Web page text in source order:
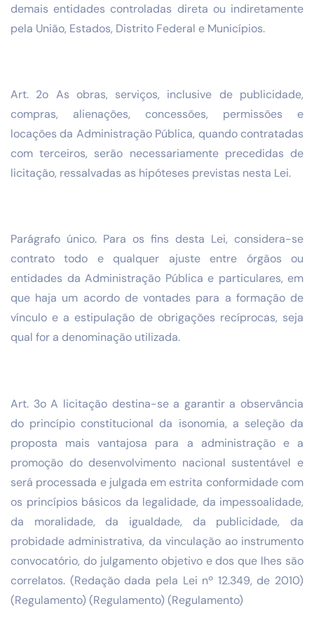
demais entidades controladas direta ou indiretamente
pela União, Estados, Distrito Federal e Municípios.
Art. 2o As obras, serviços, inclusive de publicidade,
compras, alienações, concessões, permissões e
locações da Administração Pública, quando contratadas
com terceiros, serão necessariamente precedidas de
licitação, ressalvadas as hipóteses previstas nesta Lei.
Parágrafo único. Para os fins desta Lei, considera-se
contrato todo e qualquer ajuste entre órgãos ou
entidades da Administração Pública e particulares, em
que haja um acordo de vontades para a formação de
vínculo e a estipulação de obrigações recíprocas, seja
qual for a denominação utilizada.
Art. 3o A licitação destina-se a garantir a observância
do princípio constitucional da isonomia, a seleção da
proposta mais vantajosa para a administração e a
promoção do desenvolvimento nacional sustentável e
será processada e julgada em estrita conformidade com
os princípios básicos da legalidade, da impessoalidade,
da moralidade, da igualdade, da publicidade, da
probidade administrativa, da vinculação ao instrumento
convocatório, do julgamento objetivo e dos que lhes são
correlatos. (Redação dada pela Lei nº 12.349, de 2010)
(Regulamento) (Regulamento) (Regulamento)